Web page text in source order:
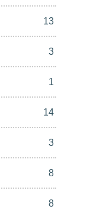
13
3
1
14
3
8
8